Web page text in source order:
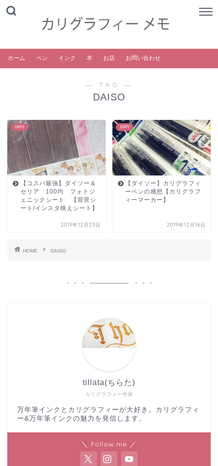
ホーム ペン インク 本 お店 お問い合わせ
― TAG ―
DAISO
100均
【コスパ最強】ダイソー＆
セリア 100均 フォトジ
ェニックシート 【背景シ
ート/インスタ映えシート】
2019年12月23日
100均
【ダイソー】カリグラフィ
ーペンの感想【カリグラフ
ィーマーカー】
2019年12月16日
HOME DAISO
カリグラフィー作家
tillata(ちらた)
万年筆インクとカリグラフィーが大好き。カリグラフィ
ー&万年筆インクの魅力を発信します。
＼ Follow me ／